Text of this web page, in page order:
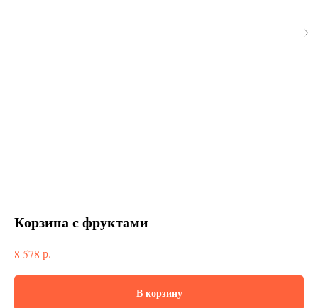
Корзина с фруктами
8 578 р.
В корзину